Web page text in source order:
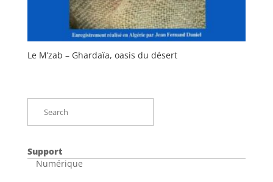
Le M’zab – Ghardaïa, oasis du désert
Support
Numérique